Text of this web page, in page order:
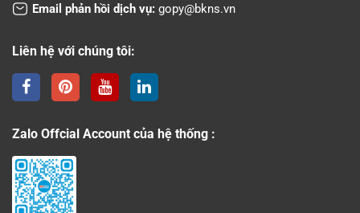
Email phản hồi dịch vụ: gopy@bkns.vn
Liên hệ với chúng tôi:
Zalo Offcial Account của hệ thống :